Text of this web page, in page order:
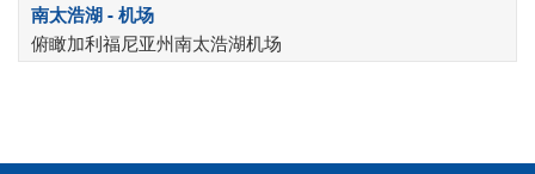
南太浩湖 - 机场
俯瞰加利福尼亚州南太浩湖机场